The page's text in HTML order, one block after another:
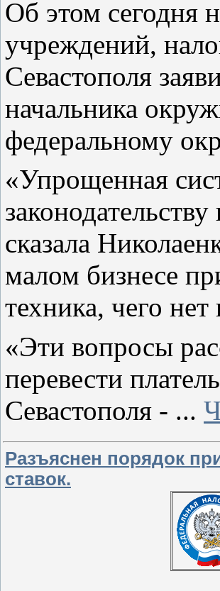
Об этом сегодня
учреждений,
Севастополя
начальника
федеральному
«Упрощенная
сказала
малом бизнесе
техника, чего
«Эти вопросы
перевести
Севастополя - ...
Разъяснен порядок
ставок.